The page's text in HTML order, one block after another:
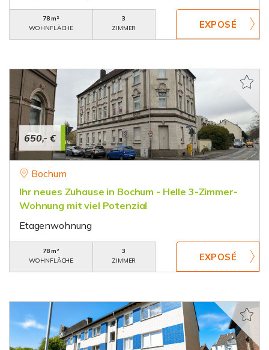
78 m²
WOHNFLÄCHE
3
ZIMMER
650,- €
Bochum
Ihr neues Zuhause in Bochum - Helle 3-Zimmer-
Wohnung mit viel Potenzial
Etagenwohnung
78 m²
WOHNFLÄCHE
3
ZIMMER